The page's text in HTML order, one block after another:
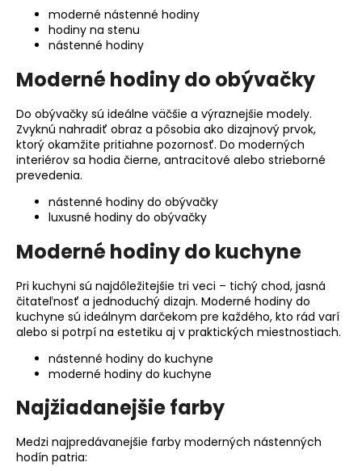
moderné nástenné hodiny
hodiny na stenu
nástenné hodiny
Moderné hodiny do obývačky
Do obývačky sú ideálne väčšie a výraznejšie modely.
Zvyknú nahradiť obraz a pôsobia ako dizajnový prvok,
ktorý okamžite pritiahne pozornosť. Do moderných
interiérov sa hodia čierne, antracitové alebo strieborné
prevedenia.
nástenné hodiny do obývačky
luxusné hodiny do obývačky
Moderné hodiny do kuchyne
Pri kuchyni sú najdôležitejšie tri veci – tichý chod, jasná
čitateľnosť a jednoduchý dizajn. Moderné hodiny do
kuchyne sú ideálnym darčekom pre každého, kto rád varí
alebo si potrpí na estetiku aj v praktických miestnostiach.
nástenné hodiny do kuchyne
moderné hodiny do kuchyne
Najžiadanejšie farby
Medzi najpredávanejšie farby moderných nástenných
hodín patria:
d
o
r
ú
č
a
HODINY
DO
OBÝVAČKY
–
ANTRACITOVÉ
NÁSTENNÉ
HODINY
–
MODEL
30
CM